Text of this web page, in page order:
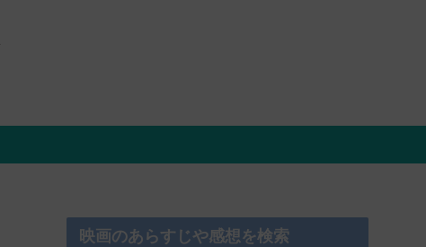
映画のあらすじや感想を検索